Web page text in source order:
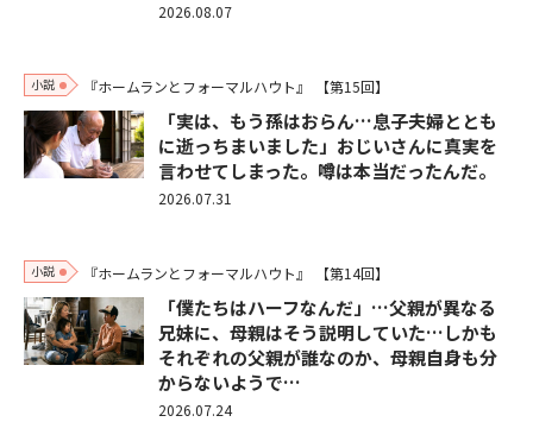
2026.08.07
小説 『ホームランとフォーマルハウト』 【第15回】
「実は、もう孫はおらん…息子夫婦ととも
に逝っちまいました」おじいさんに真実を
言わせてしまった。噂は本当だったんだ。
2026.07.31
小説 『ホームランとフォーマルハウト』 【第14回】
「僕たちはハーフなんだ」…父親が異なる
兄妹に、母親はそう説明していた…しかも
それぞれの父親が誰なのか、母親自身も分
からないようで…
2026.07.24